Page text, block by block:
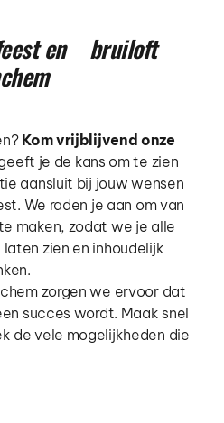
en    bruiloft
Kom vrijblijvend onze
je de kans om te zien
aansluit bij jouw wensen
We raden je aan om van
maken, zodat we je alle
zien en inhoudelijk
zorgen we ervoor dat
succes wordt. Maak snel
de vele mogelijkheden die